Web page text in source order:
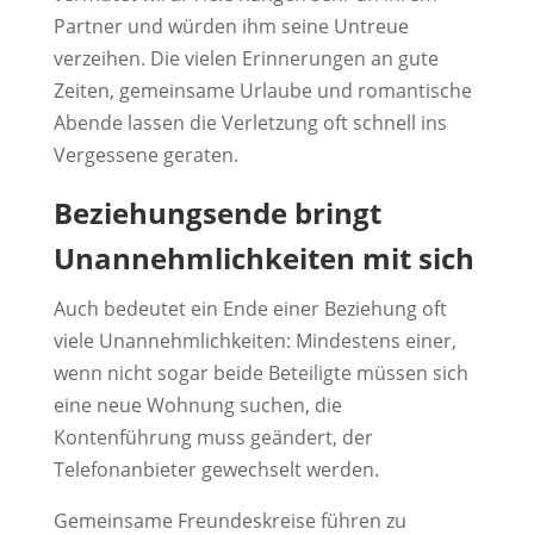
Partner und würden ihm seine Untreue
verzeihen. Die vielen Erinnerungen an gute
Zeiten, gemeinsame Urlaube und romantische
Abende lassen die Verletzung oft schnell ins
Vergessene geraten.
Beziehungsende bringt
Unannehmlichkeiten mit sich
Auch bedeutet ein Ende einer Beziehung oft
viele Unannehmlichkeiten: Mindestens einer,
wenn nicht sogar beide Beteiligte müssen sich
eine neue Wohnung suchen, die
Kontenführung muss geändert, der
Telefonanbieter gewechselt werden.
Gemeinsame Freundeskreise führen zu